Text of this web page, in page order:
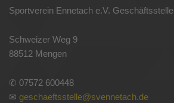
Sportverein Ennetach e.V. Geschäftsstelle
Schweizer Weg 9
88512 Mengen
✆ 07572 600448
✉ geschaeftsstelle@svennetach.de